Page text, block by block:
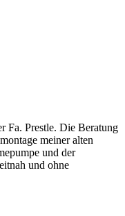
Fa. Prestle. Die Beratung
meiner alten
und der
und ohne